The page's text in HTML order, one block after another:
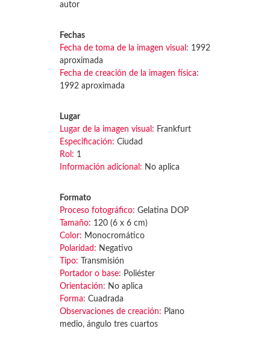
autor
Fechas
Fecha de toma de la imagen visual: 1992
aproximada
Fecha de creación de la imagen física:
1992 aproximada
Lugar
Lugar de la imagen visual: Frankfurt
Especificación: Ciudad
Rol: 1
Información adicional: No aplica
Formato
Proceso fotográfico: Gelatina DOP
Tamaño: 120 (6 x 6 cm)
Color: Monocromático
Polaridad: Negativo
Tipo: Transmisión
Portador o base: Poliéster
Orientación: No aplica
Forma: Cuadrada
Observaciones de creación: Plano
medio, ángulo tres cuartos